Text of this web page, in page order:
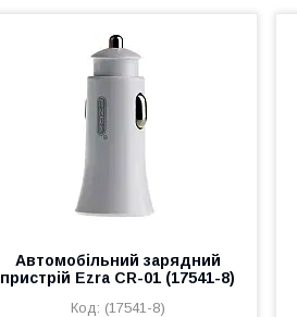
Автомобільний зарядний
пристрій Ezra CR-01 (17541-8)
(17541-8)